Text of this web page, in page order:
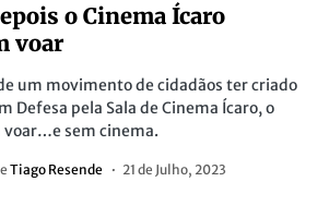
o Cinema Ícaro
voar
um movimento de cidadãos ter criado
Defesa pela Sala de Cinema Ícaro, o
voar…e sem cinema.
e Tiago Resende 21 de Julho, 2023